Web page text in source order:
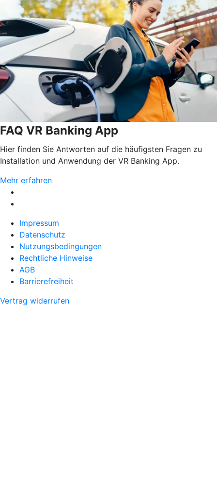
FAQ VR Banking App
Hier finden Sie Antworten auf die häufigsten Fragen zu
Installation und Anwendung der VR Banking App.
Mehr erfahren
Impressum
Datenschutz
Nutzungsbedingungen
Rechtliche Hinweise
AGB
Barrierefreiheit
Vertrag widerrufen